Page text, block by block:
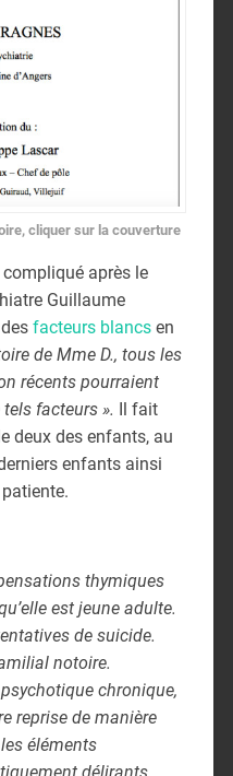
cliquer sur la couverture
après le
Guillaume
facteurs blancsen
de Mme D., tous les
récents pourraient
facteurs ». Il fait
deux des enfants, au
enfants ainsi
thymiques
est jeune adulte.
de suicide.
notoire.
chronique,
reprise de manière
éléments